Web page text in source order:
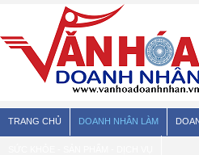
TRANG CHỦ DOANH NHÂN LÀM